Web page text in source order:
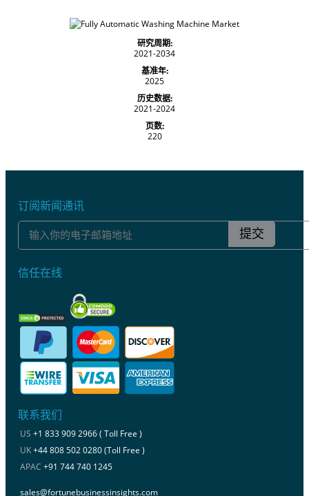
研究周期:
2021-2034
基准年:
2025
历史数据:
2021-2024
页数:
220
订阅新闻通讯
提交
信任在线
联系我们
US +1 833 909 2966 ( Toll Free )
UK+44 808 502 0280 (Toll Free )
APAC +91 744 740 1245
sales@fortunebusinessinsights.com